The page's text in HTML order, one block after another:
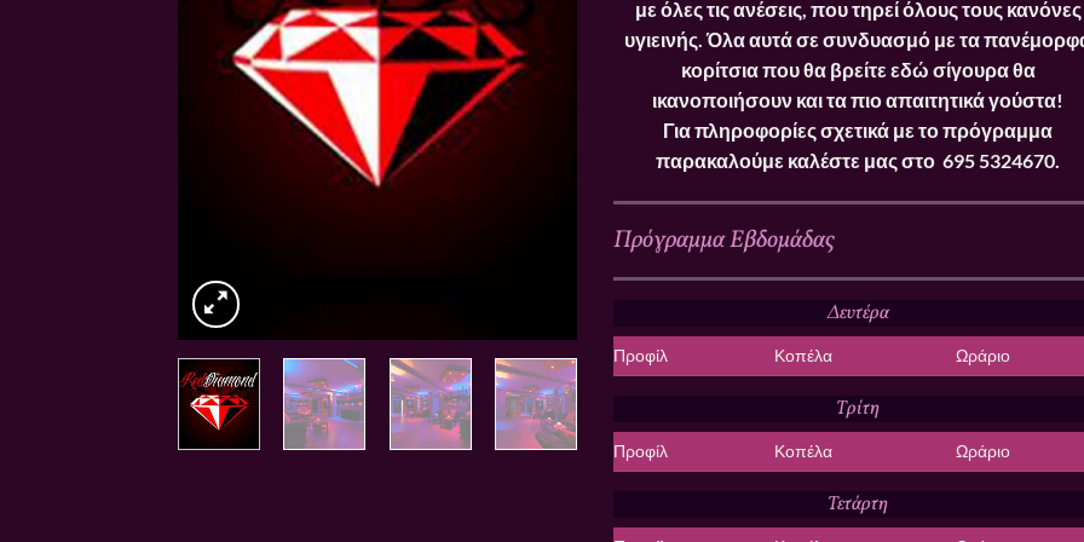
με όλες τις ανέσεις, που τηρεί όλους τους κανόνες
υγιεινής. Όλα αυτά σε συνδυασμό με τα
κορίτσια που θα βρείτε εδώ σίγουρα θα
ικανοποιήσουν και τα πιο απαιτητικά γούστα!
Για πληροφορίες σχετικά με το πρόγραμμα
παρακαλούμε καλέστε μας στο 695 5324670.
Πρόγραμμα Εβδομάδας
Δευτέρα
Προφίλ Κοπέλα Ωράριο
Τρίτη
Προφίλ Κοπέλα Ωράριο
Τετάρτη